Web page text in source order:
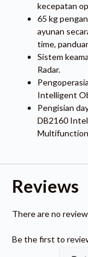
kecepatan
65 kg
ayunan
time,
Sistem
Radar.
Intelligent
Pengisian
DB2160
Reviews
There are no
Be the first to